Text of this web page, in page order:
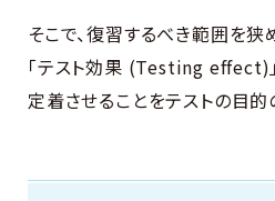
そこで、復習するべき範囲を狭
「テスト効果 (Testing effect)
定着させることをテストの目的